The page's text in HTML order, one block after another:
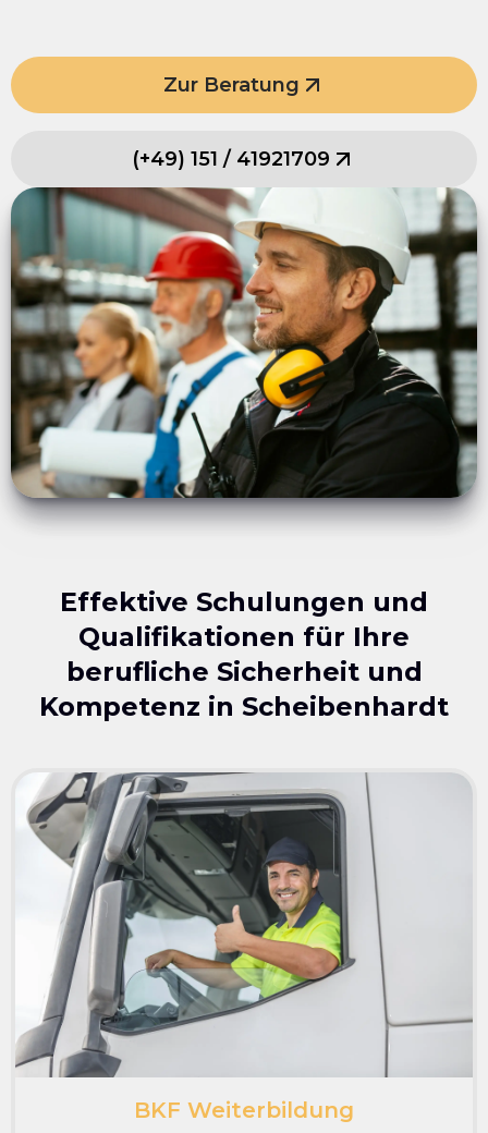
Zur Beratung
(+49) 151 / 41921709
Effektive Schulungen und
Qualifikationen für Ihre
berufliche Sicherheit und
Kompetenz in Scheibenhardt
BKF Weiterbildung